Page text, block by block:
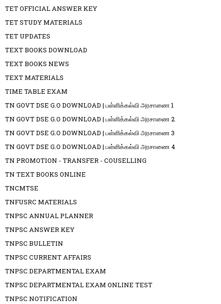
TET OFFICIAL ANSWER KEY
TET STUDY MATERIALS
TET UPDATES
TEXT BOOKS DOWNLOAD
TEXT BOOKS NEWS
TEXT MATERIALS
TIME TABLE EXAM
TN GOVT DSE G.O DOWNLOAD | பள்ளிக்கல்வி அரசாணை 1
TN GOVT DSE G.O DOWNLOAD | பள்ளிக்கல்வி அரசாணை 2
TN GOVT DSE G.O DOWNLOAD | பள்ளிக்கல்வி அரசாணை 3
TN GOVT DSE G.O DOWNLOAD | பள்ளிக்கல்வி அரசாணை 4
TN PROMOTION - TRANSFER - COUSELLING
TN TEXT BOOKS ONLINE
TNCMTSE
TNFUSRC MATERIALS
TNPSC ANNUAL PLANNER
TNPSC ANSWER KEY
TNPSC BULLETIN
TNPSC CURRENT AFFAIRS
TNPSC DEPARTMENTAL EXAM
TNPSC DEPARTMENTAL EXAM ONLINE TEST
TNPSC NOTIFICATION